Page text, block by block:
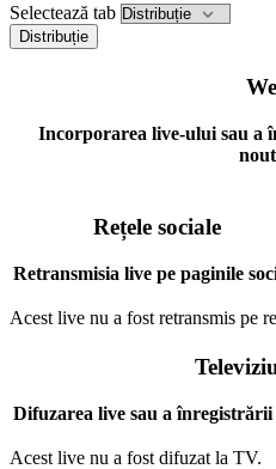
Selectează tab
Distribuție
Incorporarea live-ului sau a
Rețele sociale
Retransmisia live pe paginile
Acest live nu a fost retransmis pe
Difuzarea live sau a
Acest live nu a fost difuzat la TV.